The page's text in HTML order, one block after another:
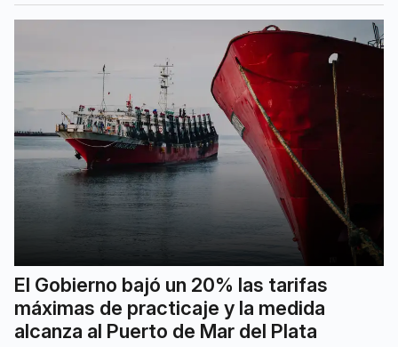
El Gobierno bajó un 20% las tarifas
máximas de practicaje y la medida
alcanza al Puerto de Mar del Plata